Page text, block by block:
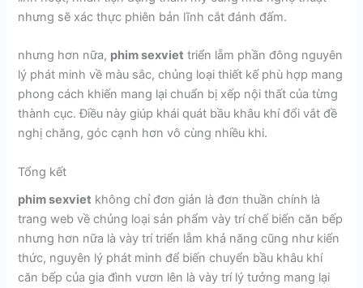
nhưng sẽ xác thực phiên bản lĩnh cắt đánh đấm.
nhưng hơn nữa, phim sexviet triển lẵm phần đông nguyên
lý phát minh về màu sắc, chủng loại thiết kế phù hợp mang
phong cách khiến mang lại chuẩn bị xếp nội thất của từng
thành cục. Điều này giúp khái quát bầu khâu khí đổi vắt đề
nghị chăng, góc cạnh hơn vô cùng nhiều khi.
Tổng kết
phim sexviet không chỉ đơn giản là đơn thuần chính là
trang web về chủng loại sản phẩm vày trí chế biến căn bếp
nhưng hơn nữa là vày trí triển lẵm khả năng cũng như kiến
thức, nguyên lý phát minh để biến chuyển bầu khâu khí
căn bếp của gia đình vươn lên là vày trí lý tưởng mang lại